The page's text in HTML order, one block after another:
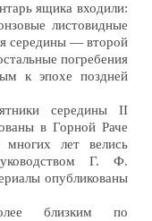
ящика входили:
листовидные
середины — второй
погребения
к эпохе поздней
середины II
в Горной Раче
лет велись
Г. Ф.
опубликованы
близким по